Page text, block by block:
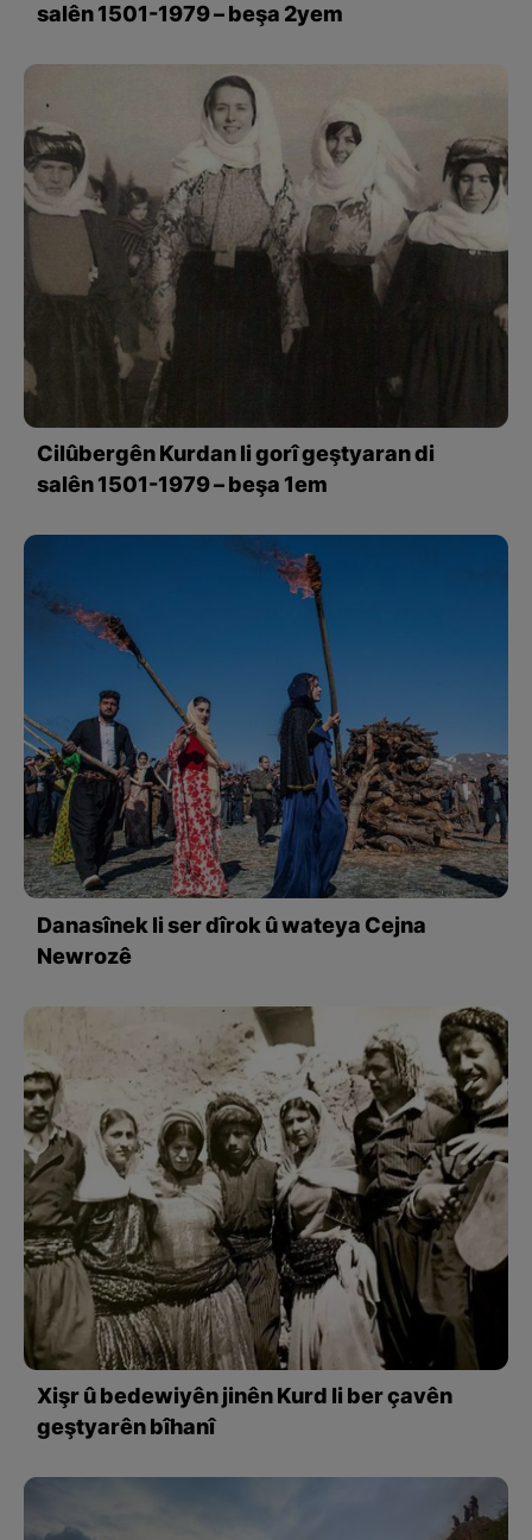
salên 1501-1979 – beşa 2yem
Cilûbergên Kurdan li gorî geştyaran di
salên 1501-1979 – beşa 1em
Danasînek li ser dîrok û wateya Cejna
Newrozê
Xişr û bedewiyên jinên Kurd li ber çavên
geştyarên bîhanî